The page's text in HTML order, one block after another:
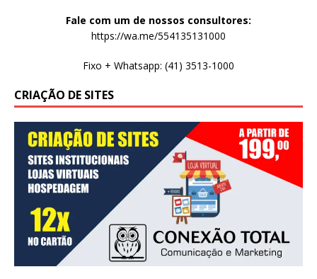
Fale com um de nossos consultores:
https://wa.me/554135131000
Fixo + Whatsapp: (41) 3513-1000
CRIAÇÃO DE SITES